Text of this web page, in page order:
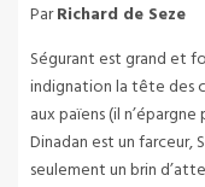
ParRichard de Seze
Ségurant est grand et
indignation la tête des
aux païens (il n’épargne
Dinadan est un farceur,
seulement un brin